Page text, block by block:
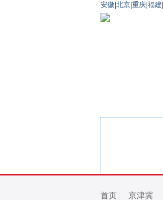
安徽 北京 重庆 福建
首页 京津冀